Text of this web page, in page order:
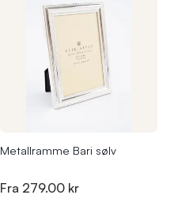
Metallramme Bari sølv
Fra 279.00 kr